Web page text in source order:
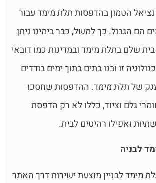
הטמון בהדפסות תלת מימד עבור
הם הגבול. כך למשל, כבר בימינו ניתן
שלם בתלת מימד ובמדינות כמו דובאי
זו ובנו בתים בתוך ימים בודדים
של תלת מימד. ההדפסות שחסכו
גלם וציוד, כללו לא רק הדפסת
ואפילו רהיטים לבית.
לבניה
מימד לבניין מוצעת ישירות דרך האתר